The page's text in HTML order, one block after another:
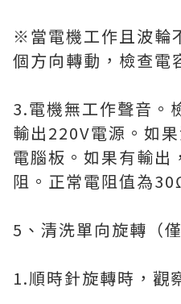
※當電機工作且波輪
個方向轉動，檢查電
3.電機無工作聲音。
輸出220V電源。如
電腦板。如果有輸出
阻。正常電阻值為
5、清洗單向旋轉（
1.順時針旋轉時，觀